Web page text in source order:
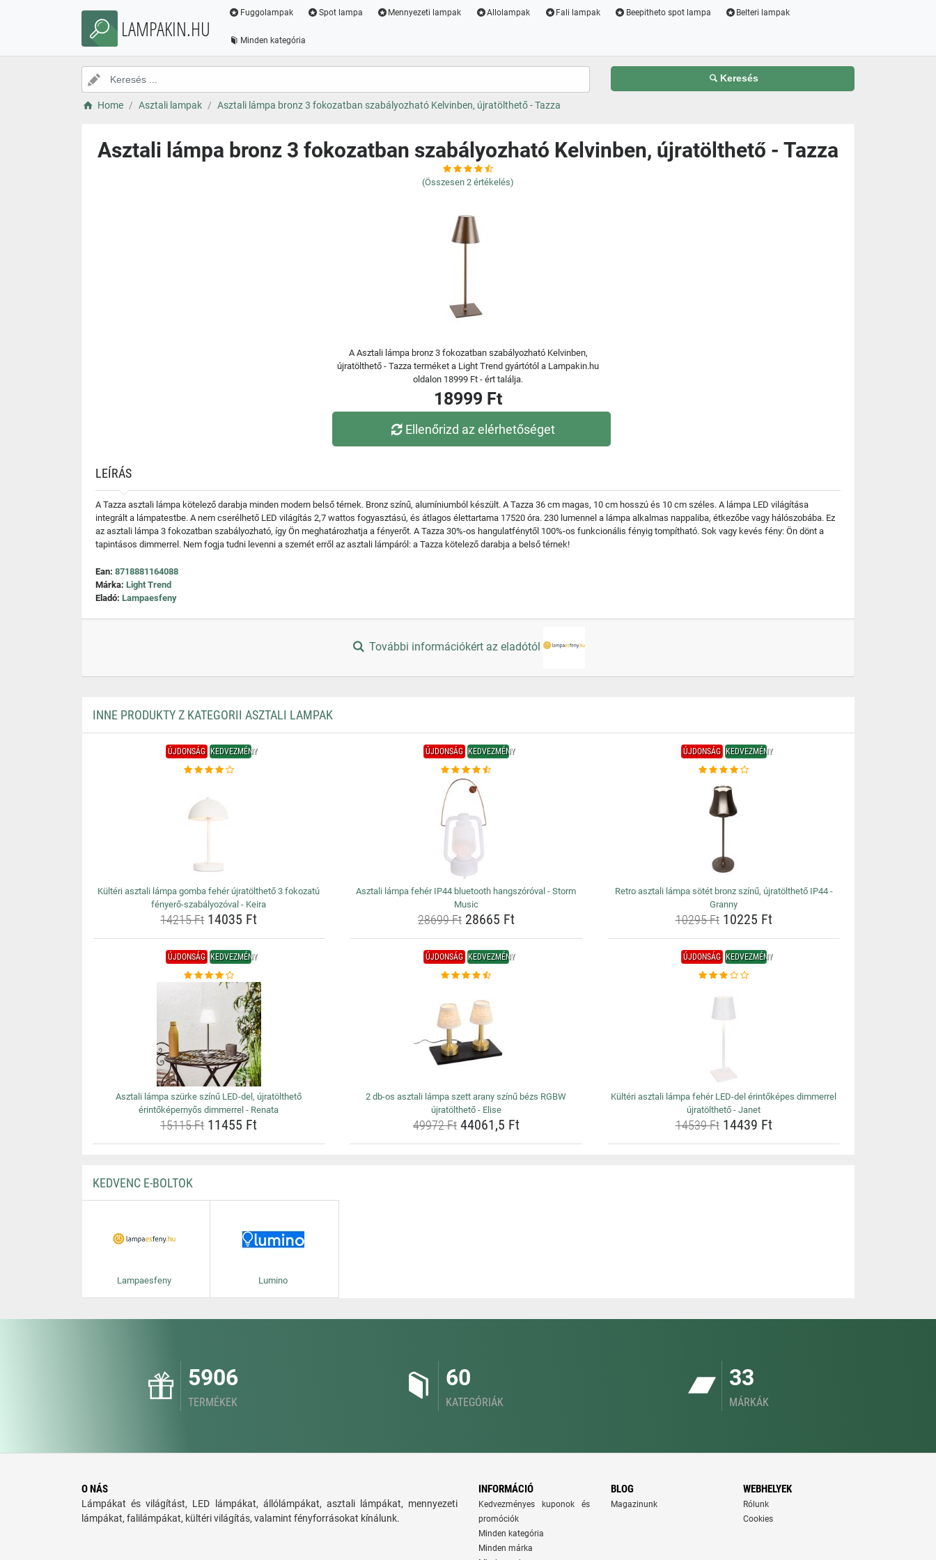
LAMPAKIN.HU
Fuggolampak Spot lampa Mennyezeti lampak Allolampak Fali lampak Beepitheto spot lampa Belteri lampak
Minden kategória
Keresés
Home Asztali lampak Asztali lámpa bronz 3 fokozatban szabályozható Kelvinben, újratölthető - Tazza
Asztali lámpa bronz 3 fokozatban szabályozható Kelvinben, újratölthető - Tazza
(Összesen 2 értékelés)
A Asztali lámpa bronz 3 fokozatban szabályozható Kelvinben,
újratölthető - Tazza terméket a Light Trend gyártótól a Lampakin.hu
oldalon 18999 Ft - ért találja.
18999 Ft
Ellenőrizd az elérhetőséget
LEÍRÁS
A Tazza asztali lámpa kötelező darabja minden modern belső térnek. Bronz színű, alumíniumból készült. A Tazza 36 cm magas, 10 cm hosszú és 10 cm széles. A lámpa LED világítása
integrált a lámpatestbe. A nem cserélhető LED világítás 2,7 wattos fogyasztású, és átlagos élettartama 17520 óra. 230 lumennel a lámpa alkalmas nappaliba, étkezőbe vagy hálószobába. Ez
az asztali lámpa 3 fokozatban szabályozható, így Ön meghatározhatja a fényerőt. A Tazza 30%-os hangulatfénytől 100%-os funkcionális fényig tompítható. Sok vagy kevés fény: Ön dönt a
tapintásos dimmerrel. Nem fogja tudni levenni a szemét erről az asztali lámpáról: a Tazza kötelező darabja a belső térnek!
Ean: 8718881164088
Márka: Light Trend
Eladó: Lampaesfeny
További információkért az eladótól
INNE PRODUKTY Z KATEGORII ASZTALI LAMPAK
ÚJDONSÁG KEDVEZMÉNY
Kültéri asztali lámpa gomba fehér újratölthető 3 fokozatú
fényerő-szabályozóval - Keira
14215 Ft14035 Ft
ÚJDONSÁG KEDVEZMÉNY
Asztali lámpa fehér IP44 bluetooth hangszóróval - Storm
Music
28699 Ft28665 Ft
ÚJDONSÁG KEDVEZMÉNY
Retro asztali lámpa sötét bronz színű, újratölthető IP44 -
Granny
10295 Ft10225 Ft
ÚJDONSÁG KEDVEZMÉNY
Asztali lámpa szürke színű LED-del, újratölthető
érintőképernyős dimmerrel - Renata
15115 Ft11455 Ft
ÚJDONSÁG KEDVEZMÉNY
2 db-os asztali lámpa szett arany színű bézs RGBW
újratölthető - Elise
49972 Ft44061,5 Ft
ÚJDONSÁG KEDVEZMÉNY
Kültéri asztali lámpa fehér LED-del érintőképes dimmerrel
újratölthető - Janet
14539 Ft14439 Ft
KEDVENC E-BOLTOK
Lampaesfeny Lumino
5906
TERMÉKEK
60
KATEGÓRIÁK
33
MÁRKÁK
O NÁS
Lámpákat és világítást, LED lámpákat, állólámpákat, asztali lámpákat, mennyezeti
lámpákat, falilámpákat, kültéri világítás, valamint fényforrásokat kínálunk.
INFORMÁCIÓ
Kedvezményes kuponok és
promóciók
Minden kategória
Minden márka
BLOG
Magazinunk
WEBHELYEK
Rólunk
Cookies